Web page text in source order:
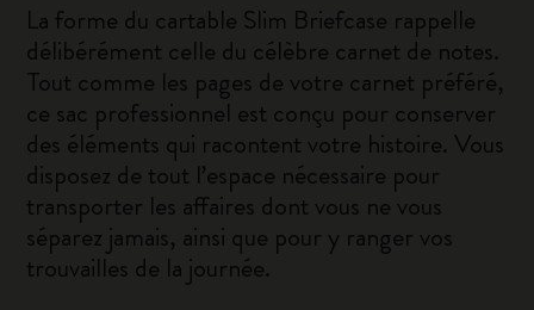
La forme du cartable Slim Briefcase rappelle
délibérément celle du célèbre carnet de notes.
Tout comme les pages de votre carnet préféré,
ce sac professionnel est conçu pour conserver
des éléments qui racontent votre histoire. Vous
disposez de tout l’espace nécessaire pour
transporter les affaires dont vous ne vous
séparez jamais, ainsi que pour y ranger vos
trouvailles de la journée.